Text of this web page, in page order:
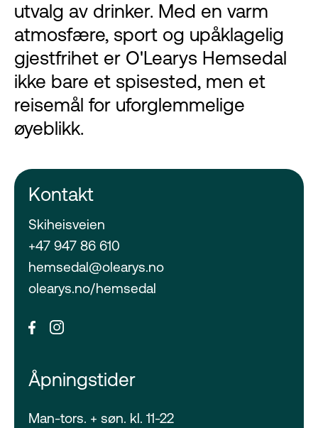
utvalg av drinker. Med en varm
atmosfære, sport og upåklagelig
gjestfrihet er O'Learys Hemsedal
ikke bare et spisested, men et
reisemål for uforglemmelige
øyeblikk.
Kontakt
Skiheisveien
+47 947 86 610
hemsedal@olearys.no
olearys.no/hemsedal
Åpningstider
Man-tors. + søn. kl. 11-22